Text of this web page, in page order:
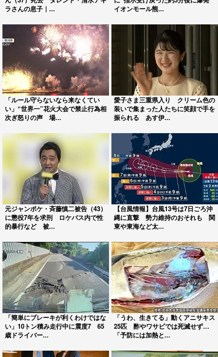
ラさんの息子｜...
イオンモール熊...
「ルール守らないなら来なくてい
い」“世界一”花火大会で禁止行為相
次ぎ怒りの声 場...
愛子さま三重県入り クリーム色の
装いで集まった人たちに笑顔で手を
振られる あす伊...
元ジャンポケ・斉藤慎二被告（43）
に懲役7年を求刑 ロケバス内で性
的暴行など 被...
【台風情報】台風13号は7日ごろ沖
縄に直撃 勢力維持のおそれも 関
東や東海など太...
「簡単にブレーキが利くわけではな
い」10トン積み走行中に震度7 65
歳ドライバー...
「うわ、生きてる」動くアニサキス
25匹 酢やワサビでは死滅せず…
「予防には加熱と...